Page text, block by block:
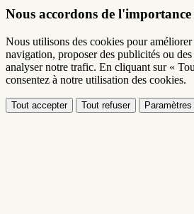
Nous accordons de
Nous utilisons des cookies pour
navigation, proposer des publicités ou
analyser notre trafic. En cliquant sur «
consentez à notre utilisation des cookies.
Tout accepter Tout refuser